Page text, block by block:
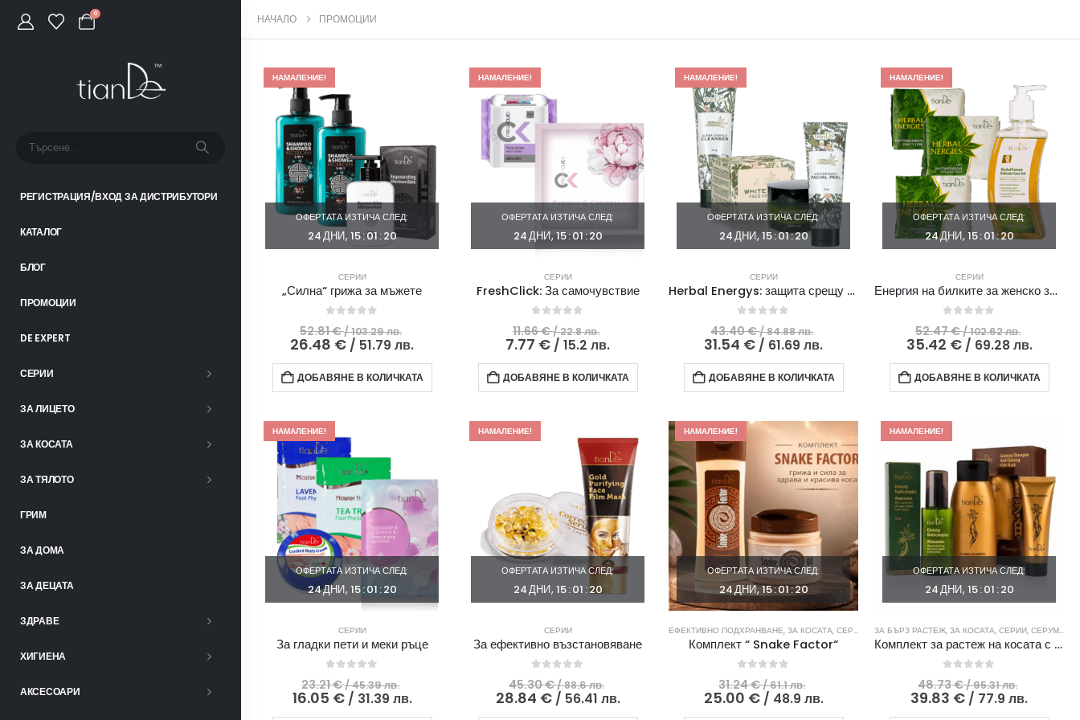
0
РЕГИСТРАЦИЯ/ВХОД ЗА ДИСТРИБУТОРИ
КАТАЛОГ
БЛОГ
ПРОМОЦИИ
DE EXPERT
СЕРИИ
ЗА ЛИЦЕТО
ЗА КОСАТА
ЗА ТЯЛОТО
ГРИМ
ЗА ДОМА
ЗА ДЕЦАТА
ЗДРАВЕ
ХИГИЕНА
АКСЕСОАРИ
НАЧАЛО ПРОМОЦИИ
НАМАЛЕНИЕ!
ОФЕРТАТА ИЗТИЧА СЛЕД:
24 ДНИ 15:01 :19
СЕРИИ
„Силна“ грижа за мъжете
52.81€/ 103.29 лв.
price
was:
52.81 €
/
26.48 € / 51.79 лв.Текущата
цена
е:
26.48 €
ДОБАВЯНЕ В КОЛИЧКАТА
НАМАЛЕНИЕ!
ОФЕРТАТА ИЗТИЧА СЛЕД:
24 ДНИ 15:01 :19
СЕРИИ
FreshClick: За самочувствие
11.66€/ 22.8 лв.
price
was:
11.66 €
/
7.77 € / 15.2 лв.Текущата
цена
е:
7.77 €
ДОБАВЯНЕ В КОЛИЧКАТА
НАМАЛЕНИЕ!
ОФЕРТАТА ИЗТИЧА СЛЕД:
24 ДНИ 15:01:19
СЕРИИ
Herbal Energys: защита срещу фотостареене
43.40€/ 84.88 лв.
price
was:
43.40 €
/
лв..
31.54 € / 61.69 лв.Текущата
цена
е:
31.54 €
61.69
лв..
ДОБАВЯНЕ В КОЛИЧКАТА
НАМАЛЕНИЕ!
ОФЕРТАТА ИЗТИЧА СЛЕД:
24ДНИ 15:01:19
СЕРИИ
Енергия на билките за женско здраве
52.47€/ 102.62 лв.
price
was:
52.47 €
/
35.42 € / 69.28 лв.
цена
е:
35.42
ДОБАВЯНЕ В КОЛИЧКАТА
НАМАЛЕНИЕ!
ОФЕРТАТА ИЗТИЧА СЛЕД:
24ДНИ 15:01 :19
СЕРИИ
За гладки пети и меки ръце
23.21€/ 45.39 лв.
price
was:
16.05 € / 31.39 лв.Текущата
цена
НАМАЛЕНИЕ!
ОФЕРТАТА ИЗТИЧА СЛЕД:
24 ДНИ 15:01 :19
СЕРИИ
За ефективно възстановяване
45.30€/ 88.6 лв.
price
was:
28.84 € / 56.41 лв.Текущата
цена
НАМАЛЕНИЕ!
ОФЕРТАТА ИЗТИЧА СЛЕД:
24ДНИ 15:01:19
ЕФЕКТИВНО ПОДХРАНВАНЕ, ЗА КОСАТА, СЕРИИ
Комплект “ Snake Factor“
31.24€/ 61.1 лв.
price
was:
25.00 € / 48.9 лв.Текущата
цена
НАМАЛЕНИЕ!
ОФЕРТАТА ИЗТИЧА СЛЕД:
24 ДНИ 15:01 :19
ЗА БЪРЗ РАСТЕЖ, ЗА КОСАТА, СЕРИИ, СЕРУМИ БЕЗ ОТМИВАНЕ
Комплект за растеж на косата с жен-шен
48.73€/ 95.31 лв.
price
was:
39.83 € / 77.9 лв.
цена